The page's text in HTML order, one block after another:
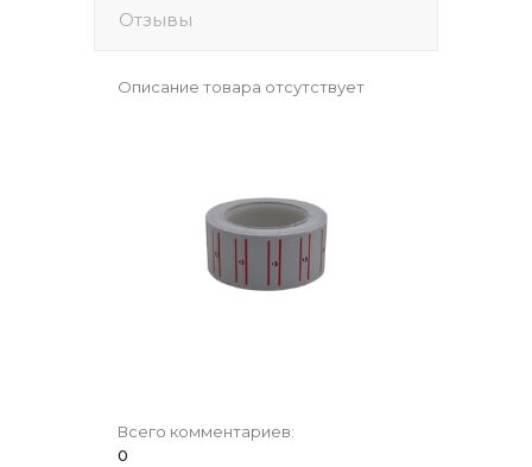
Отзывы
Описание товара отсутствует
Всего комментариев:
0